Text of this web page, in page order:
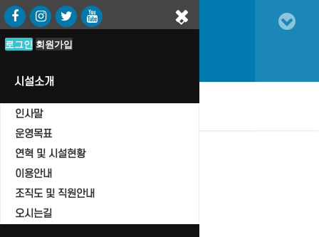
로그인
로그인 회원가입
시설소개
인사말
운영목표
연혁 및 시설현황
이용안내
조직도 및 직원안내
오시는길
자유게시판
Home